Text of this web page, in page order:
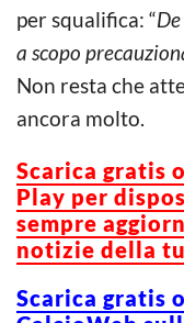
per squalifica: “
a scopo
Non resta che
ancora molto.
Scarica gratis
Play per
sempre
notizie della
Scarica gratis